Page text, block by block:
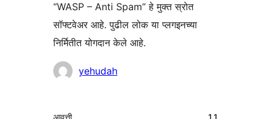
“WASP – Anti Spam” हे मुक्त स्रोत
सॉफ्टवेअर आहे. पुढील लोक या प्लगइनच्या
निर्मितीत योगदान केले आहे.
योगदानकर्तेyehudah
मेटा